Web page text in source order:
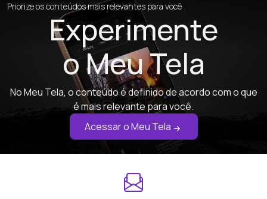
Priorize os conteúdos mais relevantes para você
Experimente
o Meu Tela
No Meu Tela, o conteúdo é definido de acordo com o que
é mais relevante para você.
Acessar o Meu Tela